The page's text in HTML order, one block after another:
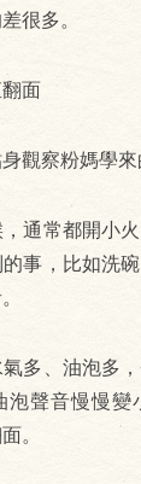
很多。
面
觀察粉媽學來
通常都開小
事，比如洗
多、油泡多
泡聲音慢慢
。